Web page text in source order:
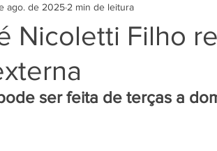
DESTAQUE POLÍTICO
Nicoletti Filho
ago. de 2025 2 min de leitura
ser feita de terças a